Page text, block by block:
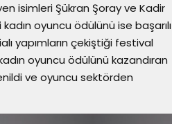
isimleri Şükran Şoray ve Kadir
oyuncu ödülünü ise başarılı
yapımların çekiştiği festival
oyuncu ödülünü kazandıran
ve oyuncu sektörden